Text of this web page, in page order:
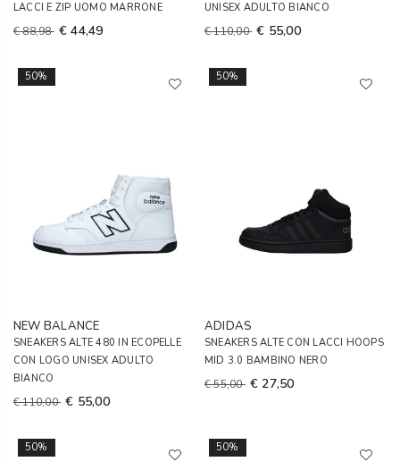
LACCI E ZIP UOMO MARRONE
€ 88,98 € 44,49
UNISEX ADULTO BIANCO
€ 110,00 € 55,00
50%
NEW BALANCE
SNEAKERS ALTE 480 IN ECOPELLE
CON LOGO UNISEX ADULTO
BIANCO
€ 110,00 € 55,00
50%
ADIDAS
SNEAKERS ALTE CON LACCI HOOPS
MID 3.0 BAMBINO NERO
€ 55,00 € 27,50
50% 50%